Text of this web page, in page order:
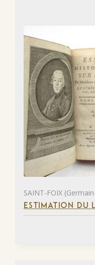
SAINT-FOIX
ESTIMATION DU